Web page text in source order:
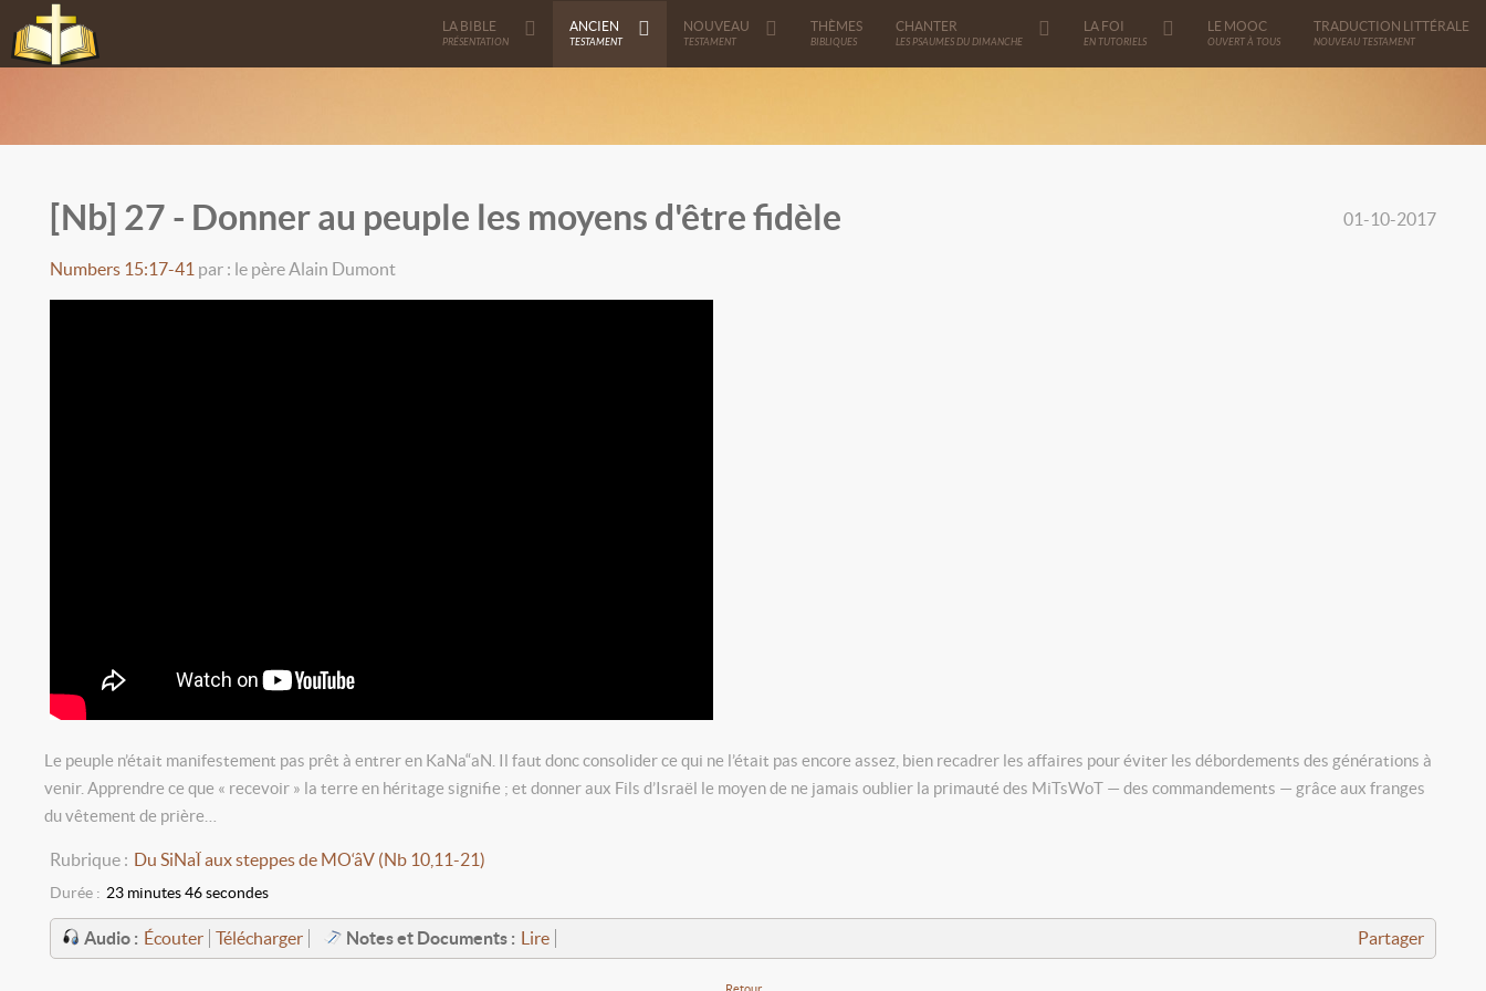
LA BIBLE
PRÉSENTATION
ANCIEN
TESTAMENT
NOUVEAU
TESTAMENT
THÈMES
BIBLIQUES
CHANTER
LES PSAUMES DU DIMANCHE
LA FOI
EN TUTORIELS
LE MOOC
OUVERT À TOUS
TRADUCTION LITTÉRALE
NOUVEAU TESTAMENT
01-10-2017
[Nb] 27 - Donner au peuple les moyens d'être fidèle
Numbers 15:17-41 par : le père Alain Dumont
Le peuple n’était manifestement pas prêt à entrer en KaNa“aN. Il faut donc consolider ce qui ne l’était pas encore assez, bien recadrer les affaires pour éviter les débordements des générations à
venir. Apprendre ce que « recevoir » la terre en héritage signifie ; et donner aux Fils d’Israël le moyen de ne jamais oublier la primauté des MiTsWoT — des commandements — grâce aux franges
du vêtement de prière…
Rubrique : Du SiNaÏ aux steppes de MO‘âV (Nb 10,11-21)
Durée : 23 minutes 46 secondes
Partager
Audio : Écouter Télécharger Notes et Documents : Lire